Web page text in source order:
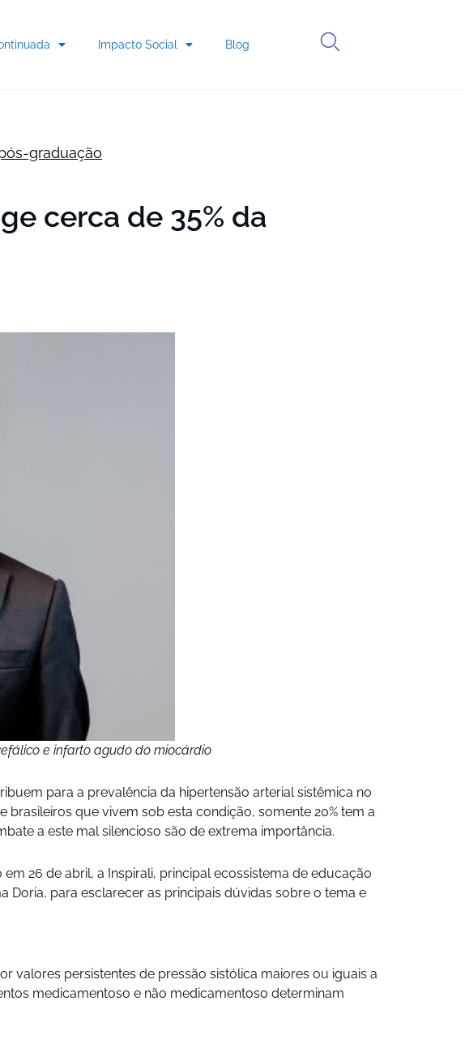
Impacto Social Blog
graduação
cerca de 35% da
e infarto agudo do miocárdio
para a prevalência da hipertensão arterial sistêmica no
que vivem sob esta condição, somente 20% tem a
a este mal silencioso são de extrema importância.
26 de abril, a Inspirali, principal ecossistema de educação
Doria, para esclarecer as principais dúvidas sobre o tema e
valores persistentes de pressão sistólica maiores ou iguais a
medicamentoso e não medicamentoso determinam